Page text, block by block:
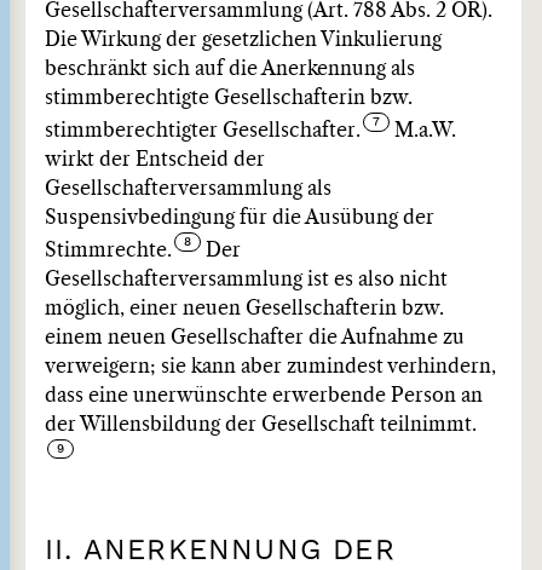
Gesellschafterversammlung (Art. 788 Abs. 2 OR).
Die Wirkung der gesetzlichen Vinkulierung
beschränkt sich auf die Anerkennung als
stimmberechtigte Gesellschafterin bzw.
stimmberechtigter Gesellschafter.
M.a.W.
wirkt der Entscheid der
Gesellschafterversammlung als
Suspensivbedingung für die Ausübung der
Stimmrechte.
Der
Gesellschafterversammlung ist es also nicht
möglich, einer neuen Gesellschafterin bzw.
einem neuen Gesellschafter die Aufnahme zu
verweigern; sie kann aber zumindest verhindern,
dass eine unerwünschte erwerbende Person an
der Willensbildung der Gesellschaft teilnimmt.
II. ANERKENNUNG DER